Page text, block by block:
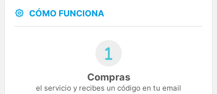
CÓMO FUNCIONA
Compras
el servicio y recibes un código en tu email